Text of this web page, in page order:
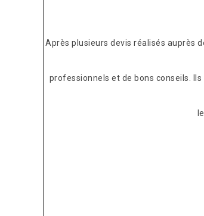
Après plusieurs devis réalisés auprès
professionnels et de bons conseils.